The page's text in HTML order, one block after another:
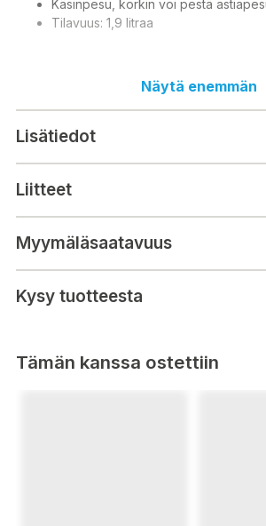
Käsinpesu, korkin voi pestä
Tilavuus: 1,9 litraa
Den mycket lätta och tåliga Under Armour
vattenflaskan håller drycken kall i upp till
lock som kan låsas för transport.
Mätskala inuti
Handtvätt, locket kan diskas på
diskmaskinen
Volym: 1,9 liter
Näytä enemmän
Lisätiedot
Liitteet
Myymäläsaatavuus
Kysy tuotteesta
Tämän kanssa ostettiin